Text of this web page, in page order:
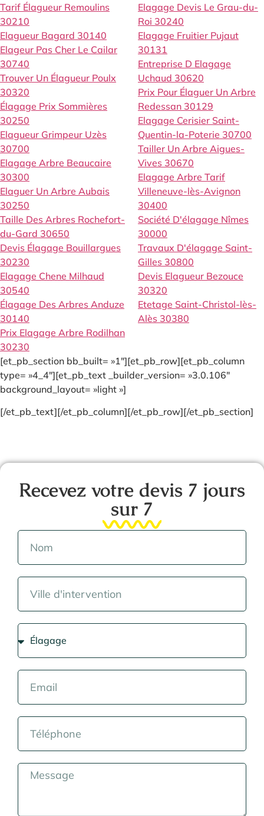
Tarif Élagueur Remoulins
30210
Elagueur Bagard 30140
Elageur Pas Cher Le Cailar
30740
Trouver Un Élagueur Poulx
30320
Élagage Prix Sommières
30250
Elagueur Grimpeur Uzès
30700
Elagage Arbre Beaucaire
30300
Elaguer Un Arbre Aubais
30250
Taille Des Arbres Rochefort-
du-Gard 30650
Devis Élagage Bouillargues
30230
Elagage Chene Milhaud
30540
Élagage Des Arbres Anduze
30140
Prix Elagage Arbre Rodilhan
30230
Elagage Devis Le Grau-du-
Roi 30240
Elagage Fruitier Pujaut
30131
Entreprise D Elagage
Uchaud 30620
Prix Pour Élaguer Un Arbre
Redessan 30129
Elagage Cerisier Saint-
Quentin-la-Poterie 30700
Tailler Un Arbre Aigues-
Vives 30670
Elagage Arbre Tarif
Villeneuve-lès-Avignon
30400
Société D'élagage Nîmes
30000
Travaux D'élagage Saint-
Gilles 30800
Devis Elagueur Bezouce
30320
Etetage Saint-Christol-lès-
Alès 30380
[et_pb_section bb_built= »1″][et_pb_row][et_pb_column
type= »4_4″][et_pb_text _builder_version= »3.0.106″
background_layout= »light »]
[/et_pb_text][/et_pb_column][/et_pb_row][/et_pb_section]
Recevez votre devis 7 jours
sur 7